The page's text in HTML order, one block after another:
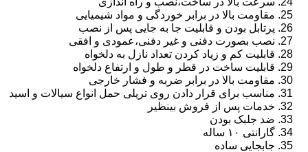
مقاومت بالا در برابر خوردگی و مواد شیمیایی
پرتابل بودن و قابلیت جا به جایی پس از نصب
نصب بصورت دفنی و غیر دفنی،عمودی و افقی
قابلیت کم و زیاد کردن تعداد نازل به دلخواه
قابلیت ساخت در قطر و طول و ارتفاع دلخواه
مقاومت بالا در برابر ضربه و فشار خارجی
مناسب برای قرار دادن روی تریلی حمل انواع سیالات و اسید
خدمات پس از فروش بینظیر
ضد جلبک بودن
گارانتی ۱۰ ساله
جابجایی ساده